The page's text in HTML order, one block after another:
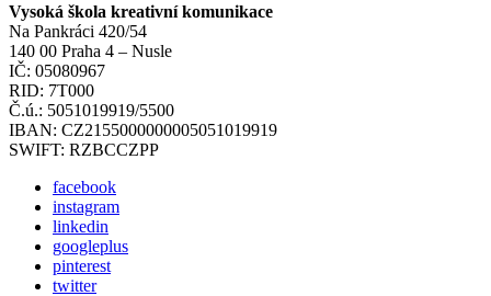
Vysoká škola kreativní komunikace
Na Pankráci 420/54
140 00 Praha 4 – Nusle
IČ: 05080967
RID: 7T000
Č.ú.: 5051019919/5500
IBAN: CZ2155000000005051019919
SWIFT: RZBCCZPP
facebook
instagram
linkedin
googleplus
pinterest
twitter